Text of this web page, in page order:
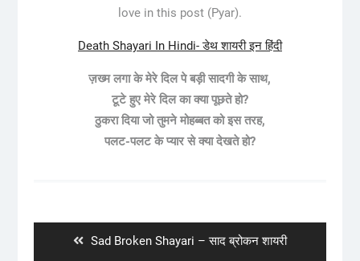
love in this post (Pyar).
Death Shayari In Hindi- डेथ शायरी इन हिंदी
ज़ख्म लगा के मेरे दिल पे बड़ी सादगी के साथ,
टूटे हुए मेरे दिल का क्या पूछते हो?
ठुकरा दिया जो तुमने मोहब्बत को इस तरह,
पलट-पलट के प्यार से क्या देखते हो?
Previous
Sad Broken Shayari – साद ब्रोकन शायरी